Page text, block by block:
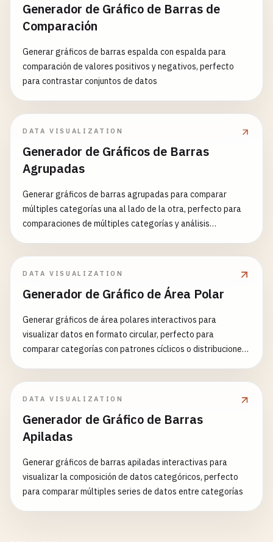
Generador de Gráfico de Barras de
Comparación
Generar gráficos de barras espalda con espalda para
comparación de valores positivos y negativos, perfecto
para contrastar conjuntos de datos
DATA VISUALIZATION
Generador de Gráficos de Barras
Agrupadas
Generar gráficos de barras agrupadas para comparar
múltiples categorías una al lado de la otra, perfecto para
comparaciones de múltiples categorías y análisis
DATA VISUALIZATION
Generador de Gráfico de Área Polar
Generar gráficos de área polares interactivos para
visualizar datos en formato circular, perfecto para
comparar categorías con patrones cíclicos o distribuciones
DATA VISUALIZATION
Generador de Gráfico de Barras
Apiladas
Generar gráficos de barras apiladas interactivas para
visualizar la composición de datos categóricos, perfecto
para comparar múltiples series de datos entre categorías